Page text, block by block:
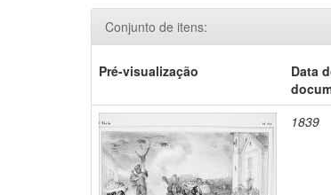
Conjunto de itens:
Pré-visualização
Data
1839